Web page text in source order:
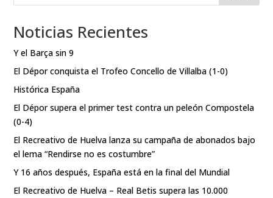
Noticias Recientes
Y el Barça sin 9
El Dépor conquista el Trofeo Concello de Villalba (1-0)
Histórica España
El Dépor supera el primer test contra un peleón Compostela
(0-4)
El Recreativo de Huelva lanza su campaña de abonados bajo
el lema “Rendirse no es costumbre”
Y 16 años después, España está en la final del Mundial
El Recreativo de Huelva – Real Betis supera las 10.000